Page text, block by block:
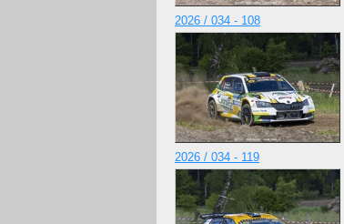
2026 / 034 - 108
2026 / 034 - 119